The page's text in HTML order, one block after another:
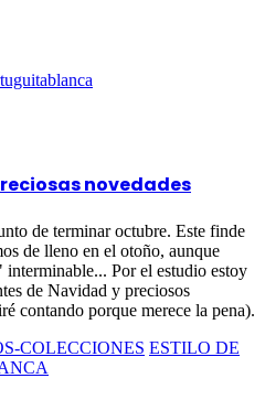
novedades
de terminar octubre. Este finde
de lleno en el otoño, aunque
Por el estudio estoy
de Navidad y preciosos
contando porque merece la pena).
COLECCIONES ESTILO DE